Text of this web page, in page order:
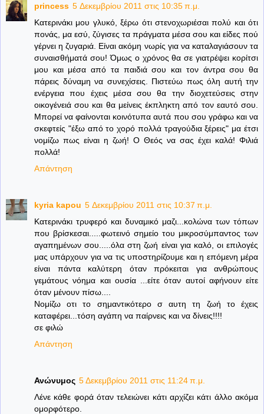
princess 5 Δεκεμβρίου 2011 στις 10:35 π.μ.
Κατερινάκι μου γλυκό, ξέρω ότι στενοχωριέσαι πολύ και ότι
πονάς, μα εσύ, ζύγισες τα πράγματα μέσα σου και είδες πού
γέρνει η ζυγαριά. Είναι ακόμη νωρίς για να καταλαγιάσουν τα
συναισθήματά σου! Όμως ο χρόνος θα σε γιατρέψει κορίτσι
μου και μέσα από τα παιδιά σου και τον άντρα σου θα
πάρεις δύναμη να συνεχίσεις. Πιστεύω πως όλη αυτή την
ενέργεια που έχεις μέσα σου θα την διοχετεύσεις στην
οικογένειά σου και θα μείνεις έκπληκτη από τον εαυτό σου.
Μπορεί να φαίνονται κοινότυπα αυτά που σου γράφω και να
σκεφτείς "έξω από το χορό πολλά τραγούδια ξέρεις" μα έτσι
νομίζω πως είναι η ζωή! Ο Θεός να σας έχει καλά! Φιλιά
πολλά!
Απάντηση
kyria kapou 5 Δεκεμβρίου 2011 στις 10:37 π.μ.
Κατερινάκι τρυφερό και δυναμικό μαζι...κολώνα των τόπων
που βρίσκεσαι.....φωτεινό σημείο του μικροσύμπαντος των
αγαπημένων σου.....όλα στη ζωή είναι για καλό, οι επιλογές
μας υπάρχουν για να τις υποστηρίζουμε και η επόμενη μέρα
είναι πάντα καλύτερη όταν πρόκειται για ανθρώπους
γεμάτους νόημα και ουσία ...είτε όταν αυτοί αφήνουν είτε
όταν μένουν πίσω....
Νομίζω οτι το σημαντικότερο σ αυτη τη ζωή το έχεις
καταφέρει...τόση αγάπη να παίρνεις και να δίνεις!!!!
σε φιλώ
Απάντηση
Ανώνυμος 5 Δεκεμβρίου 2011 στις 11:24 π.μ.
Λένε κάθε φορά όταν τελειώνει κάτι αρχίζει κάτι άλλο ακόμα
ομορφότερο.